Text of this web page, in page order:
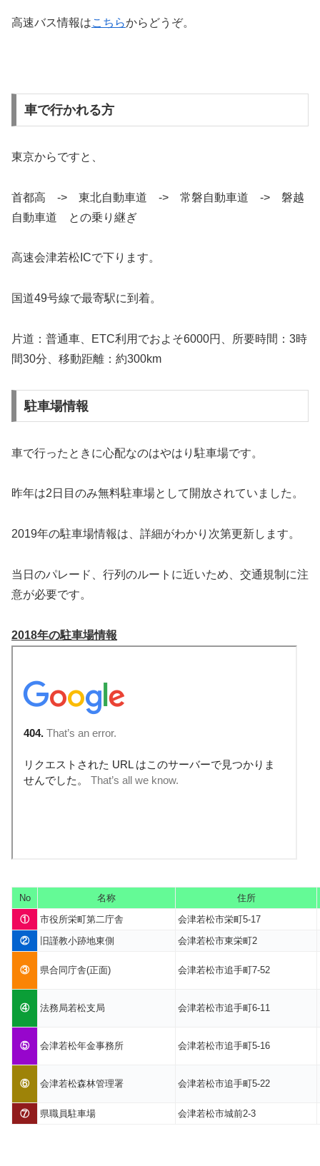
高速バス情報はこちらからどうぞ。
車で行かれる方
東京からですと、
首都高 -> 東北自動車道 -> 常磐自動車道 -> 磐越
自動車道 との乗り継ぎ
高速会津若松ICで下ります。
国道49号線で最寄駅に到着。
片道：普通車、ETC利用でおよそ6000円、所要時間：3時
間30分、移動距離：約300km
駐車場情報
車で行ったときに心配なのはやはり駐車場です。
昨年は2日目のみ無料駐車場として開放されていました。
2019年の駐車場情報は、詳細がわかり次第更新します。
当日のパレード、行列のルートに近いため、交通規制に注
意が必要です。
2018年の駐車場情報
No 名称
住所
①
市役所栄町第二庁舎 会津若松市栄町5-17
②
旧謹教小跡地東側 会津若松市東栄町2
③ 県合同庁舎(正面) 会津若松市追手町7-52
④ 法務局若松支局 会津若松市追手町6-11
⑤ 会津若松年金事務所 会津若松市追手町5-16
⑥ 会津若松森林管理署 会津若松市追手町5-22
⑦
県職員駐車場 会津若松市城前2-3